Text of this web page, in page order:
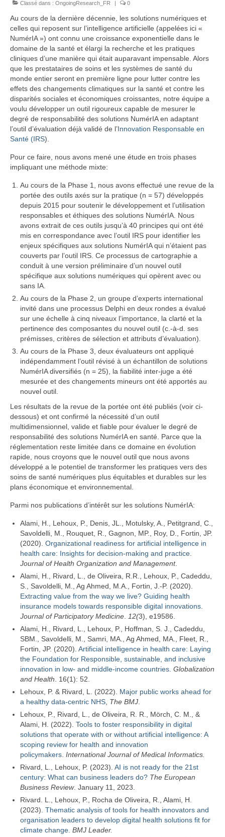
Équipe
Publications
Vidéos
English
Classé dans : OngoingResearch_FR | 0
Au cours de la dernière décennie, les solutions numériques et
celles qui reposent sur l’intelligence artificielle (appelées ici «
NumérIA ») ont connu une croissance exponentielle dans le
domaine de la santé et élargi la recherche et les pratiques
cliniques d’une manière qui était auparavant impensable. Alors
que les prestataires de soins et les systèmes de santé du
monde entier seront en première ligne pour lutter contre les
effets des changements climatiques sur la santé et contre les
disparités sociales et économiques croissantes, notre équipe a
voulu développer un outil rigoureux capable de mesurer le
degré de responsabilité des solutions NumérIA en adaptant
l’outil d’évaluation déjà validé de l’Innovation Responsable en
Santé (IRS).
Pour ce faire, nous avons mené une étude en trois phases
impliquant une méthode mixte:
Au cours de la Phase 1, nous avons effectué une revue de la
portée des outils axés sur la pratique (n = 57) développés
depuis 2015 pour soutenir le développement et l’utilisation
responsables et éthiques des solutions NumérIA. Nous
avons extrait de ces outils jusqu’à 40 principes qui ont été
mis en correspondance avec l’outil IRS pour identifier les
enjeux spécifiques aux solutions NumérIA qui n’étaient pas
couverts par l’outil IRS. Ce processus de cartographie a
conduit à une version préliminaire d’un nouvel outil
spécifique aux solutions numériques qui opèrent avec ou
sans IA.
Au cours de la Phase 2, un groupe d’experts international
invité dans une processus Delphi en deux rondes a évalué
sur une échelle à cinq niveaux l’importance, la clarté et la
pertinence des composantes du nouvel outil (c.-à-d. ses
prémisses, critères de sélection et attributs d’évaluation).
Au cours de la Phase 3, deux évaluateurs ont appliqué
indépendamment l’outil révisé à un échantillon de solutions
NumérIA diversifiés (n = 25), la fiabilité inter-juge a été
mesurée et des changements mineurs ont été apportés au
nouvel outil.
Les résultats de la revue de la portée ont été publiés (voir ci-
dessous) et ont confirmé la nécessité d’un outil
multidimensionnel, valide et fiable pour évaluer le degré de
responsabilité des solutions NumérIA en santé. Parce que la
réglementation reste limitée dans ce domaine en évolution
rapide, nous croyons que le nouvel outil que nous avons
développé a le potentiel de transformer les pratiques vers des
soins de santé numériques plus équitables et durables sur les
plans économique et environnemental.
Parmi nos publications d’intérêt sur les solutions NumérIA:
Alami, H., Lehoux, P., Denis, JL., Motulsky, A., Petitgrand, C.,
Savoldelli, M., Rouquet, R., Gagnon, MP., Roy, D., Fortin, JP.
(2020). Organizational readiness for artificial intelligence in
health care: Insights for decision-making and practice
Journal of Health Organization and Management.
Alami, H., Rivard, L., de Oliveira, R.R., Lehoux, P., Cadeddu,
S., Savoldelli, M., Ag Ahmed, M.A., Fortin, J.-P. (2020).
Extracting value from the way we live? Guiding health
insurance models towards responsible digital innovations.
Journal of Participatory Medicine
12(3), e19586.
Alami, H., Rivard, L., Lehoux, P., Hoffman, S. J., Cadeddu,
SBM., Savoldelli, M., Samri, MA., Ag Ahmed, MA., Fleet, R.,
Fortin, JP. (2020). Artificial intelligence in health care: Laying
the Foundation for Responsible, sustainable, and inclusive
innovation in low- and middle-income countries. Globalization
and Health . 16(1): 52.
Lehoux, P. & Rivard, L. (2022). Major public works ahead for
a healthy data-centric NHS The BMJ
Lehoux, P., Rivard, L., de Oliveira, R. R., Mörch, C. M., &
Alami, H. (2022). Tools to foster responsibility in digital
solutions that operate with or without artificial intelligence: A
scoping review for health and innovation
policymakers International Journal of Medical Informatics.
Rivard, L., Lehoux, P. (2023). AI is not ready for the 21st
century: What can business leaders do? The European
Business Review. January 11, 2023.
Rivard. L., Lehoux, P., Rocha de Oliveira, R., Alami, H.
(2023). Thematic analysis of tools for health innovators and
organisation leaders to develop digital health solutions fit for
climate change BMJ Leader.